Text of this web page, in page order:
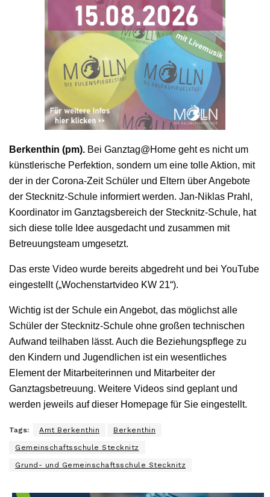
Berkenthin (pm). Bei Ganztag@Home geht es nicht um
künstlerische Perfektion, sondern um eine tolle Aktion, mit
der in der Corona-Zeit Schüler und Eltern über Angebote
der Stecknitz-Schule informiert werden. Jan-Niklas Prahl,
Koordinator im Ganztagsbereich der Stecknitz-Schule, hat
sich diese tolle Idee ausgedacht und zusammen mit
Betreuungsteam umgesetzt.
Das erste Video wurde bereits abgedreht und bei YouTube
eingestellt („Wochenstartvideo KW 21“).
Wichtig ist der Schule ein Angebot, das möglichst alle
Schüler der Stecknitz-Schule ohne großen technischen
Aufwand teilhaben lässt. Auch die Beziehungspflege zu
den Kindern und Jugendlichen ist ein wesentliches
Element der Mitarbeiterinnen und Mitarbeiter der
Ganztagsbetreuung. Weitere Videos sind geplant und
werden jeweils auf dieser Homepage für Sie eingestellt.
Tags: Amt Berkenthin Berkenthin
Gemeinschaftsschule Stecknitz
Grund- und Gemeinschaftsschule Stecknitz